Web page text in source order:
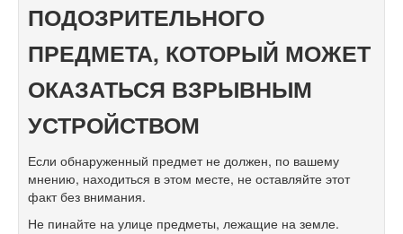
ПОДОЗРИТЕЛЬНОГО
ПРЕДМЕТА, КОТОРЫЙ МОЖЕТ
ОКАЗАТЬСЯ ВЗРЫВНЫМ
УСТРОЙСТВОМ
Если обнаруженный предмет не должен, по вашему
мнению, находиться в этом месте, не оставляйте этот
факт без внимания.
Не пинайте на улице предметы, лежащие на земле.